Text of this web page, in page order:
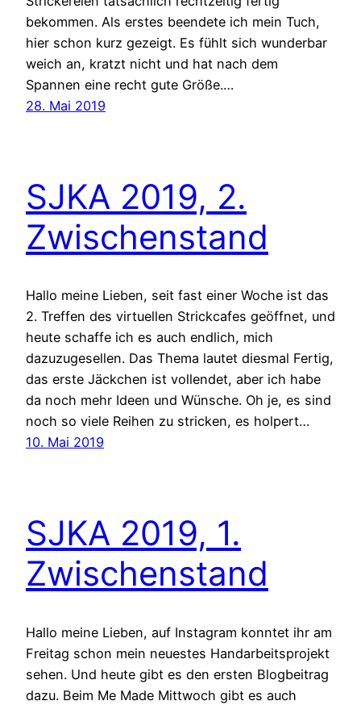
bekommen. Als erstes beendete ich mein Tuch,
hier schon kurz gezeigt. Es fühlt sich wunderbar
weich an, kratzt nicht und hat nach dem
Spannen eine recht gute Größe.…
28. Mai 2019
SJKA 2019, 2.
Zwischenstand
Hallo meine Lieben, seit fast einer Woche ist das
2. Treffen des virtuellen Strickcafes geöffnet, und
heute schaffe ich es auch endlich, mich
dazuzugesellen. Das Thema lautet diesmal Fertig,
das erste Jäckchen ist vollendet, aber ich habe
da noch mehr Ideen und Wünsche. Oh je, es sind
noch so viele Reihen zu stricken, es holpert…
10. Mai 2019
SJKA 2019, 1.
Zwischenstand
Hallo meine Lieben, auf Instagram konntet ihr am
Freitag schon mein neuestes Handarbeitsprojekt
sehen. Und heute gibt es den ersten Blogbeitrag
dazu. Beim Me Made Mittwoch gibt es auch